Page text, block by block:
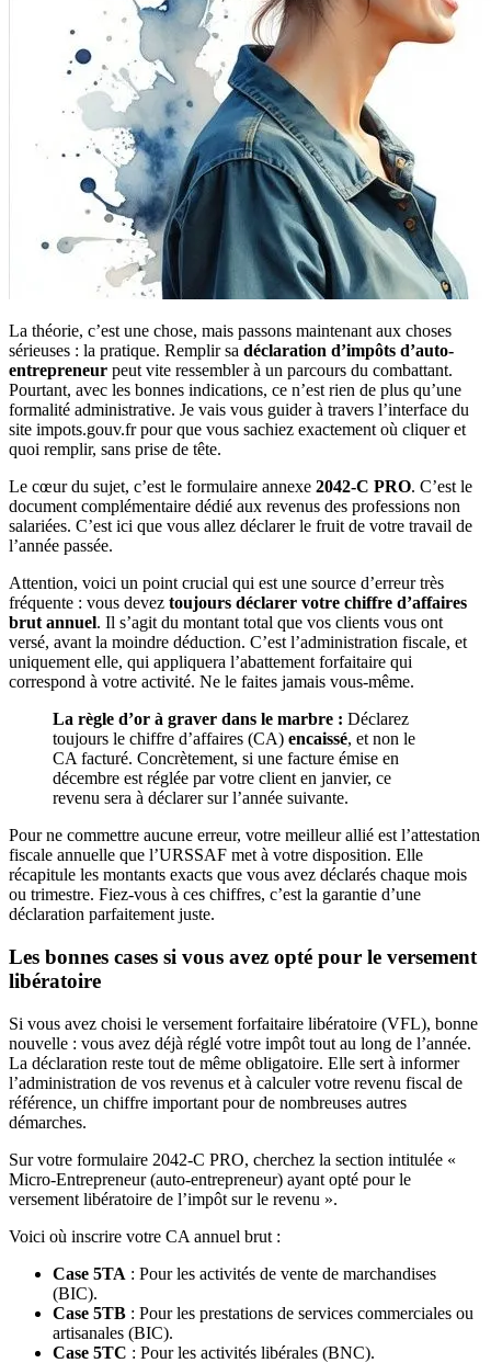
La théorie, c’est une chose, mais passons maintenant aux choses
sérieuses : la pratique. Remplir sa déclaration d’impôts d’auto-
entrepreneur peut vite ressembler à un parcours du combattant.
Pourtant, avec les bonnes indications, ce n’est rien de plus qu’une
formalité administrative. Je vais vous guider à travers l’interface du
site impots.gouv.fr pour que vous sachiez exactement où cliquer et
quoi remplir, sans prise de tête.
Le cœur du sujet, c’est le formulaire annexe 2042-C PRO. C’est le
document complémentaire dédié aux revenus des professions non
salariées. C’est ici que vous allez déclarer le fruit de votre travail de
l’année passée.
Attention, voici un point crucial qui est une source d’erreur très
fréquente : vous devez toujours déclarer votre chiffre d’affaires
brut annuel. Il s’agit du montant total que vos clients vous ont
versé, avant la moindre déduction. C’est l’administration fiscale, et
uniquement elle, qui appliquera l’abattement forfaitaire qui
correspond à votre activité. Ne le faites jamais vous-même.
La règle d’or à graver dans le marbre : Déclarez
toujours le chiffre d’affaires (CA) encaissé, et non le
CA facturé. Concrètement, si une facture émise en
décembre est réglée par votre client en janvier, ce
revenu sera à déclarer sur l’année suivante.
Pour ne commettre aucune erreur, votre meilleur allié est l’attestation
fiscale annuelle que l’URSSAF met à votre disposition. Elle
récapitule les montants exacts que vous avez déclarés chaque mois
ou trimestre. Fiez-vous à ces chiffres, c’est la garantie d’une
déclaration parfaitement juste.
Les bonnes cases si vous avez opté pour le versement
libératoire
Si vous avez choisi le versement forfaitaire libératoire (VFL), bonne
nouvelle : vous avez déjà réglé votre impôt tout au long de l’année.
La déclaration reste tout de même obligatoire. Elle sert à informer
l’administration de vos revenus et à calculer votre revenu fiscal de
référence, un chiffre important pour de nombreuses autres
démarches.
Sur votre formulaire 2042-C PRO, cherchez la section intitulée «
Micro-Entrepreneur (auto-entrepreneur) ayant opté pour le
versement libératoire de l’impôt sur le revenu ».
Voici où inscrire votre CA annuel brut :
Case 5TA : Pour les activités de vente de marchandises
(BIC).
Case 5TB : Pour les prestations de services commerciales ou
artisanales (BIC).
Case 5TC : Pour les activités libérales (BNC).